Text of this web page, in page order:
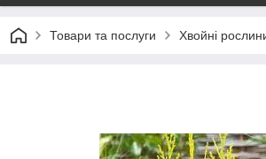
Товари та послуги Хвойні